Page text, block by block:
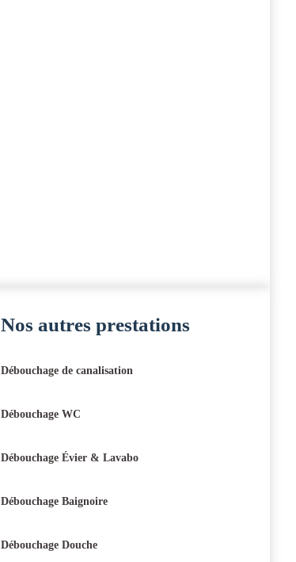
Nos autres prestations
Débouchage de canalisation
Débouchage WC
Débouchage Évier & Lavabo
Débouchage Baignoire
Débouchage Douche